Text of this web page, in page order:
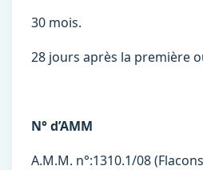
30 mois.
28 jours après la première
N° d’AMM
A.M.M. n°:1310.1/08